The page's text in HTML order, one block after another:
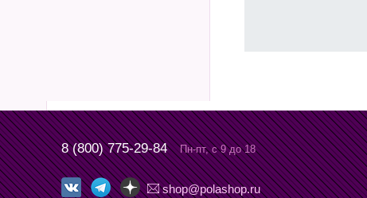
8 (800) 775-29-84 Пн-пт, с 9 до 18
shop@polashop.ru